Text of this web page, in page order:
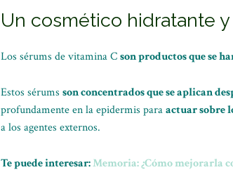
Un cosmético hidratante
Los sérums de vitamina Cson productos que se
Estos sérums son concentrados que se aplican
profundamente en la epidermis paraactuar sobre
a los agentes externos.
Te puede interesar:Memoria: ¿Cómo mejorarla